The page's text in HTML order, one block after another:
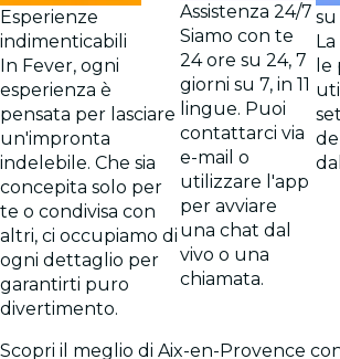
Esperienze
indimenticabili
In Fever, ogni
esperienza è
pensata per lasciare
un'impronta
indelebile. Che sia
concepita solo per
te o condivisa con
altri, ci occupiamo di
ogni dettaglio per
garantirti puro
divertimento.
Assistenza 24/7
Siamo con te
24 ore su 24, 7
giorni su 7, in 11
lingue. Puoi
contattarci via
e-mail o
utilizzare l'app
per avviare
una chat dal
vivo o una
chiamata.
su
le
Scopri il meglio di Aix-en-Provence